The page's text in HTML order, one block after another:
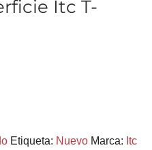
Itc T-
Etiqueta: Nuevo Marca: Itc